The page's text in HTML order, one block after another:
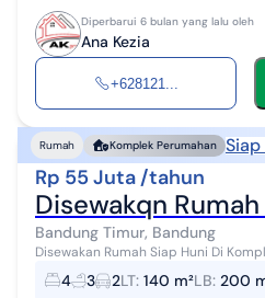
Diperbarui 6 bulan yang lalu oleh
Ana Kezia
+628121...
Rumah Komplek Perumahan Siap
Rp 55 Juta /tahun
Disewakqn
Bandung Timur, Bandung
Disewakan Rumah Siap Huni Di
Bandung - Lokasi strategis, Jalan lebar,
Property Luas tanah : 140m�...
4 3 2LT: 140 m²LB: 200